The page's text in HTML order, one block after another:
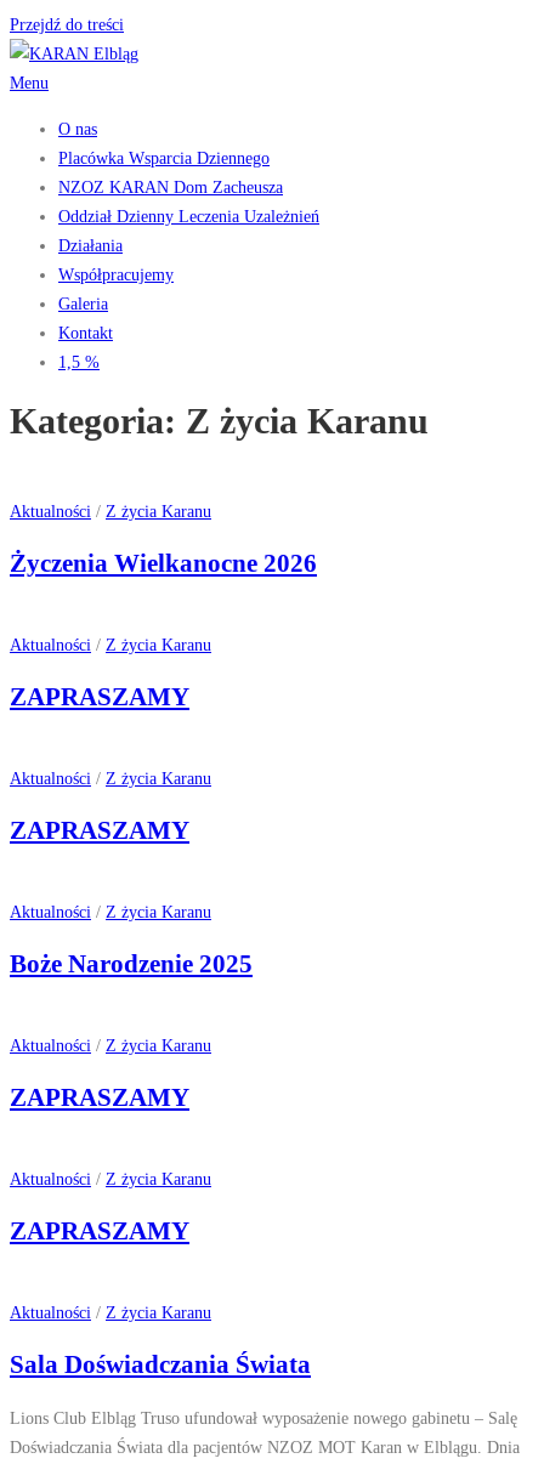
Przejdź do treści
Menu
O nas
Placówka Wsparcia Dziennego
NZOZ KARAN Dom Zacheusza
Oddział Dzienny Leczenia Uzależnień
Działania
Współpracujemy
Galeria
Kontakt
1,5 %
Kategoria: Z życia Karanu
Aktualności / Z życia Karanu
Życzenia Wielkanocne 2026
Aktualności / Z życia Karanu
ZAPRASZAMY
Aktualności / Z życia Karanu
ZAPRASZAMY
Aktualności / Z życia Karanu
Boże Narodzenie 2025
Aktualności / Z życia Karanu
ZAPRASZAMY
Aktualności / Z życia Karanu
ZAPRASZAMY
Aktualności / Z życia Karanu
Sala Doświadczania Świata
Lions Club Elbląg Truso ufundował wyposażenie nowego gabinetu – Salę
Doświadczania Świata dla pacjentów NZOZ MOT Karan w Elblągu. Dnia